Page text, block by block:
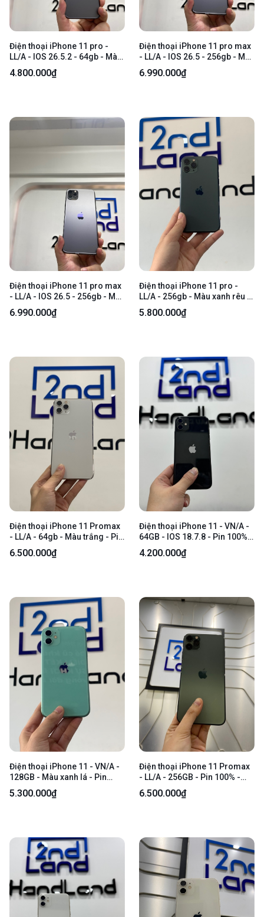
Điện thoại iPhone 11 pro -
LL/A - IOS 26.5.2 - 64gb - Màu
xám đậm - Pin thay 100% -
Ngoại hình 97.5% - Màn trầy -
4.800.000₫
Điện thoại iPhone 11 pro max
- LL/A - IOS 26.5 - 256gb - Màu
đen - Pin 84% chu kỳ sạc 1577
- Ngoại hình 97% - Màn thay -
6.990.000₫
Điện thoại iPhone 11 pro max
- LL/A - IOS 26.5 - 256gb - Màu
đen - Pin 84% chu kỳ sạc 1577
- Ngoại hình 97% - Màn thay -
6.990.000₫
Điện thoại iPhone 11 pro -
LL/A - 256gb - Màu xanh rêu -
Pin linh kiện 100% - Ngoại
hình: 98% - Màn linh kiện -
5.800.000₫
Điện thoại iPhone 11 Promax
- LL/A - 64gb - Màu trắng - Pin
100% đã thay - Ngoại hình:
97% - Body
6.500.000₫
Điện thoại iPhone 11 - VN/A -
64GB - IOS 18.7.8 - Pin 100%
đã thay - Màu đen - Ngoại
hình 97% - Body
4.200.000₫
Điện thoại iPhone 11 - VN/A -
128GB - Màu xanh lá - Pin
100% đã thay - Ngoại hình:
98% - Viền ám xanh - Body
5.300.000₫
Điện thoại iPhone 11 Promax
- LL/A - 256GB - Pin 100% -
Màu xanh - Ngoại hình: 97% -
Màn thay linh kiện chính hãng,
6.500.000₫